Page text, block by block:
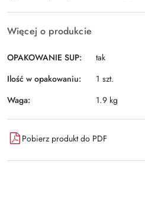
Więcej o produkcie
OPAKOWANIE SUP:
tak
Ilość w opakowaniu:
1 szt.
Waga:
1.9 kg
Pobierz produkt do PDF